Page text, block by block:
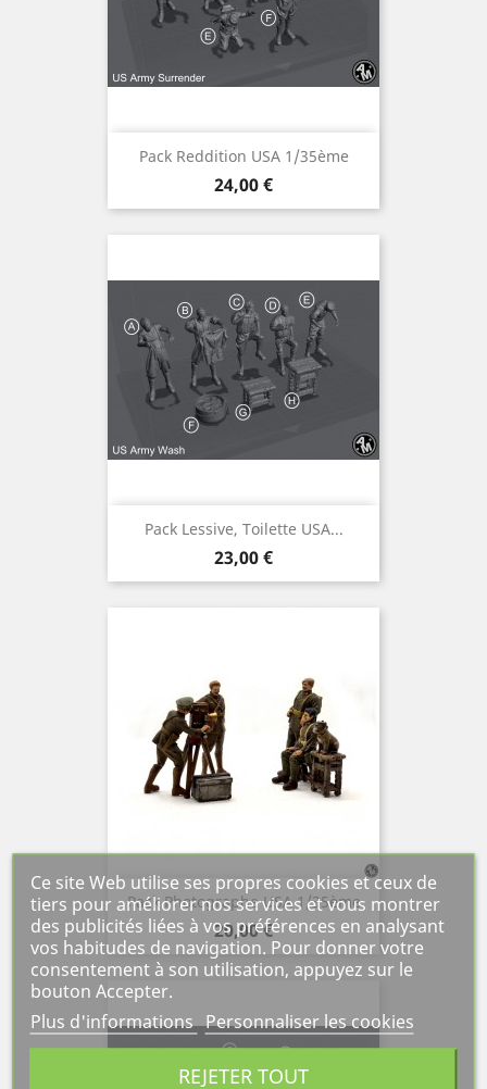
Pack Reddition USA 1/35ème
Prix
24,00 €
Pack Lessive, Toilette USA...
Prix
23,00 €
Pack Photographe USA 1/35ème
Prix
20,00 €
Ce site Web utilise ses propres cookies et ceux de
tiers pour améliorer nos services et vous montrer
des publicités liées à vos préférences en analysant
vos habitudes de navigation. Pour donner votre
consentement à son utilisation, appuyez sur le
bouton Accepter.
Plus d'informations Personnaliser les cookies
REJETER TOUT